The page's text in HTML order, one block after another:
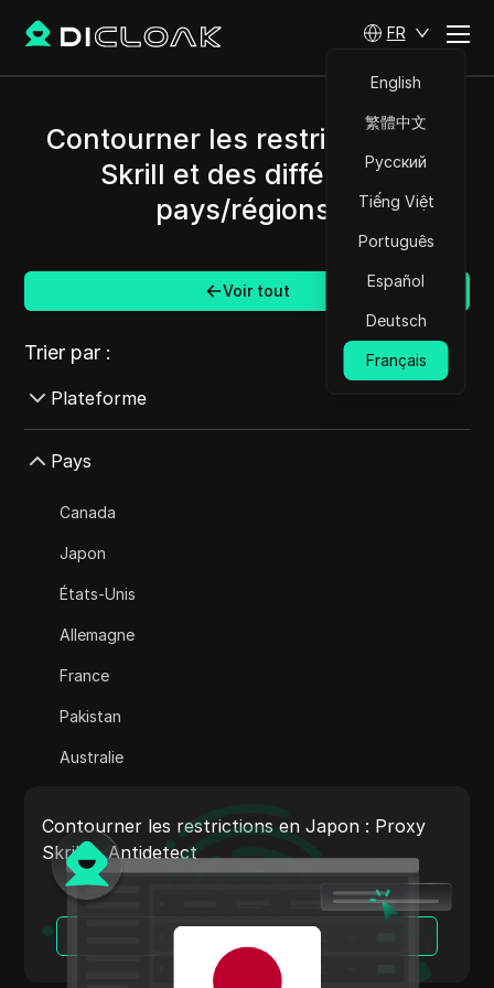
FR
English
繁體中文
Русский
Tiếng Việt
Português
Español
Deutsch
Français
Contourner les restrictions de
Skrill et des différents
pays/régions.
Voir tout
Trier par :
Plateforme
Apple Pay
ASOS
BestBuy
Pays
Canada
Japon
États-Unis
Allemagne
France
Pakistan
Australie
Italie
Pays-Bas
Vietnam
Portugal
Contourner les restrictions en Japon : Proxy
Skrill + Antidetect